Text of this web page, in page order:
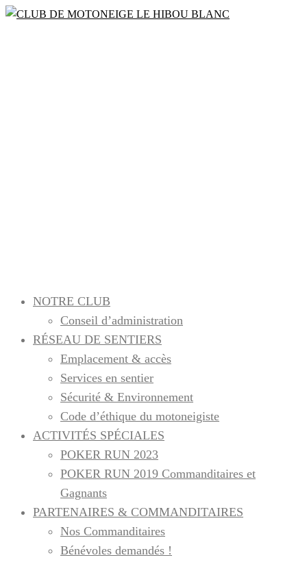
BLANC
NOTRE CLUB
Conseil d’administration
RÉSEAU DE SENTIERS
Emplacement & accès
Services en sentier
Sécurité & Environnement
Code d’éthique du motoneigiste
ACTIVITÉS SPÉCIALES
POKER RUN 2023
POKER RUN 2019 Commanditaires et
Gagnants
PARTENAIRES & COMMANDITAIRES
Nos Commanditaires
Bénévoles demandés !